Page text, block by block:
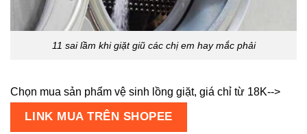
11 sai lầm khi giặt giũ các chị em hay mắc phải
Chọn mua sản phẩm vệ sinh lồng giặt, giá chỉ từ 18K-->
LINK MUA TRÊN SHOPEE